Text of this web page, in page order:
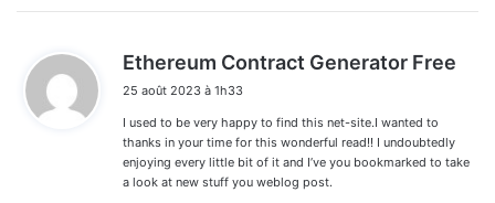
Ethereum Contract Generator Free
25 août 2023 à 1h33
I used to be very happy to find this net-site.I wanted to
thanks in your time for this wonderful read!! I undoubtedly
enjoying every little bit of it and I’ve you bookmarked to take
a look at new stuff you weblog post.